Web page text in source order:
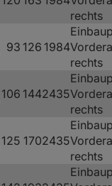
rechts
93 126 1984
rechts
106 1442435
rechts
125 1702435
rechts